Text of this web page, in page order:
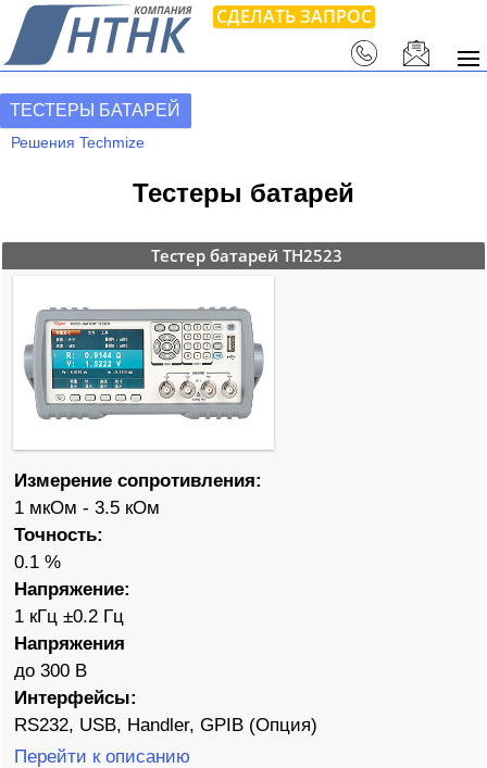
СДЕЛАТЬ ЗАПРОС
ТЕСТЕРЫ БАТАРЕЙ
Решения Techmize
Тестеры батарей
Тестер батарей TH2523
Измерение сопротивления:
1 мкОм - 3.5 кОм
Точность:
0.1 %
Напряжение:
1 кГц ±0.2 Гц
Напряжения
до 300 В
Интерфейсы:
RS232, USB, Handler, GPIB (Опция)
Перейти к описанию